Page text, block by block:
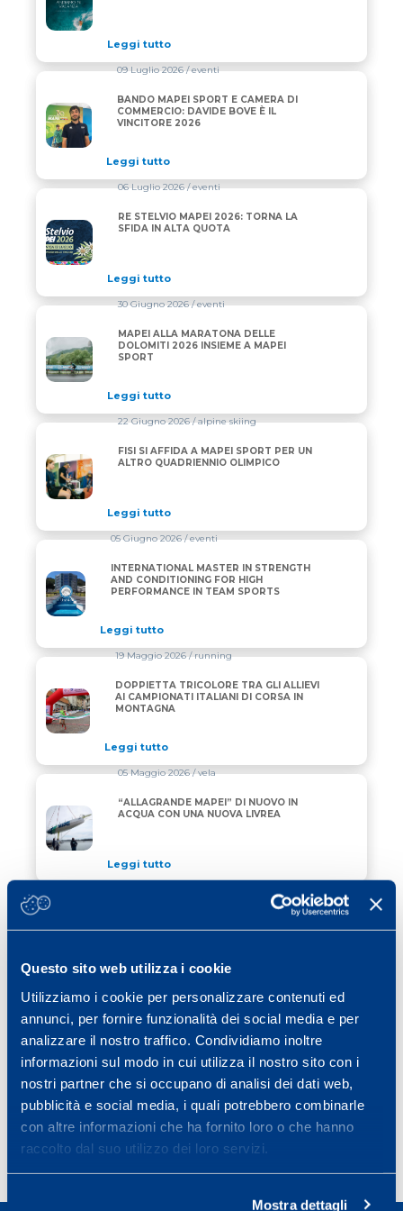
Questo sito web utilizza i cookie
Utilizziamo i cookie per personalizzare contenuti ed
annunci, per fornire funzionalità dei social media e per
analizzare il nostro traffico. Condividiamo inoltre
informazioni sul modo in cui utilizza il nostro sito con i
nostri partner che si occupano di analisi dei dati web,
pubblicità e social media, i quali potrebbero combinarle
con altre informazioni che ha fornito loro o che hanno
raccolto dal suo utilizzo dei loro servizi.
Mostra dettagli
Leggi tutto
BANDO MAPEI SPORT E CAMERA DI COMMERCIO:
09 Luglio 2026/ eventi
BANDO MAPEI SPORT E CAMERA DI
COMMERCIO: DAVIDE BOVE È IL
VINCITORE 2026
Leggi tutto
RE STELVIO MAPEI 2026: TORNA LA SFIDA IN ALTA
06 Luglio 2026/ eventi
RE STELVIO MAPEI 2026: TORNA LA
SFIDA IN ALTA QUOTA
Leggi tutto
MAPEI ALLA MARATONA DELLE DOLOMITI 2026
30 Giugno 2026/ eventi
MAPEI ALLA MARATONA DELLE
DOLOMITI 2026 INSIEME A MAPEI
SPORT
Leggi tutto
FISI SI AFFIDA A MAPEI SPORT PER UN ALTRO
22 Giugno 2026/ alpine skiing
FISI SI AFFIDA A MAPEI SPORT PER UN
ALTRO QUADRIENNIO OLIMPICO
Leggi tutto
INTERNATIONAL MASTER IN STRENGTH AND
05 Giugno 2026/ eventi
INTERNATIONAL MASTER IN STRENGTH
AND CONDITIONING FOR HIGH
PERFORMANCE IN TEAM SPORTS
Leggi tutto
DOPPIETTA TRICOLORE TRA GLI ALLIEVI AI
19 Maggio 2026/ running
DOPPIETTA TRICOLORE TRA GLI ALLIEVI
AI CAMPIONATI ITALIANI DI CORSA IN
MONTAGNA
Leggi tutto
“ALLAGRANDE MAPEI” DI NUOVO IN ACQUA CON
05 Maggio 2026/ vela
“ALLAGRANDE MAPEI” DI NUOVO IN
ACQUA CON UNA NUOVA LIVREA
Leggi tutto
JEREZ SCEGLIE MAPEI PER COLORARE CORDOLI,
JEREZ SCEGLIE MAPEI PER COLORARE
CORDOLI, GRIGLIA DI PARTENZA E VIE
MAPEI RINNOVA IL SUO IMPEGNO COME OFFICIAL
15 Aprile 2026
MAPEI RINNOVA IL SUO IMPEGNO COME
OFFICIAL SPONSOR DELLA STRAMILANO
2026
Leggi tutto